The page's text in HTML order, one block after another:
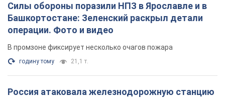
Силы обороны поразили НПЗ в Ярославле и в
Башкортостане: Зеленский раскрыл детали
операции. Фото и видео
В промзоне фиксирует несколько очагов пожара
годину тому 21,1 т.
Россия атаковала железнодорожную станцию